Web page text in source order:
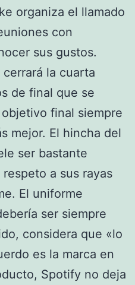
organiza el llamado
con
sus gustos.
la cuarta
de final que se
final siempre
mejor. El hincha del
ser bastante
a sus rayas
El uniforme
ser siempre
considera que «lo
es la marca en
Spotify no deja